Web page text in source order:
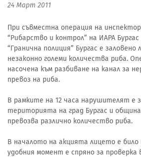
24 Март 2011
При съвместна операция на
“Рибарство и контрол” на ИАРА
“Гранична полиция” Бургас е
незаконно големи количества риба.
насочена към разбиване на канал за
превоз на риба.
В рамките на 12 часа нарушителят е
територията на град Бургас и
превозва различно количество риба.
В началото на акцията лицето е било
удобния момент е спряно за проверка